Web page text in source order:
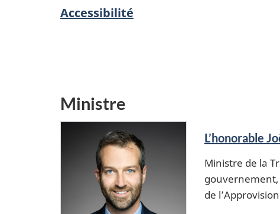
Accessibilité
Ministre
L’honorable
Ministre de la
gouvernement,
de